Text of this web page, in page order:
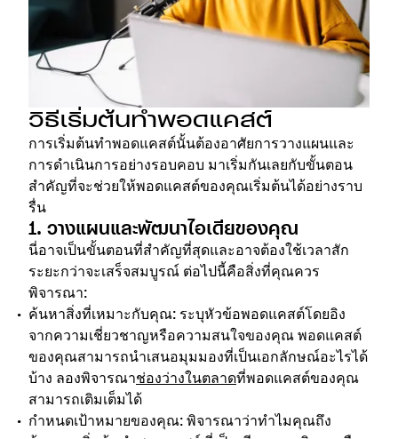
วิธีเริ่มต้นทำพอดแคสต์
การเริ่มต้นทำพอดแคสต์นั้นต้องอาศัยการวางแผนและ
การดำเนินการอย่างรอบคอบ มาเริ่มกันเลยกับขั้นตอน
สำคัญที่จะช่วยให้พอดแคสต์ของคุณเริ่มต้นได้อย่างราบ
รื่น
1. วางแผนและพัฒนาไอเดียของคุณ
นี่อาจเป็นขั้นตอนที่สำคัญที่สุดและอาจต้องใช้เวลาสัก
ระยะกว่าจะเสร็จสมบูรณ์ ต่อไปนี้คือสิ่งที่คุณควร
พิจารณา:
ค้นหาสิ่งที่เหมาะกับคุณ: ระบุหัวข้อพอดแคสต์โดยอิง
จากความเชี่ยวชาญหรือความสนใจของคุณ พอดแคสต์
ของคุณสามารถนำเสนอมุมมองที่เป็นเอกลักษณ์อะไรได้
บ้าง ลองพิจารณาช่องว่างในตลาดที่พอดแคสต์ของคุณ
สามารถเติมเต็มได้
กำหนดเป้าหมายของคุณ: พิจารณาว่าทำไมคุณถึง